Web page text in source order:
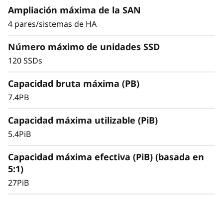
2
0
0
almacenamiento HDD. El DG7200 proporciona
más del doble de capacidad máxima que el
almacenamiento flash QLC de alta capacidad y
un rendimiento óptimo para implantaciones
uso general o la transición de almacenamiento
Ampliación máxima de la SAN
4 pares/sistemas de HA
Número máximo de unidades SSD
120 SSDs
Capacidad bruta máxima (PB)
7.4PB
Capacidad máxima utilizable (PiB)
5.4PiB
Capacidad máxima efectiva (PiB) (basada en
5:1)
27PiB